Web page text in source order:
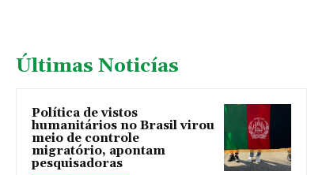
Últimas Noticías
Política de vistos
humanitários no Brasil virou
meio de controle
migratório, apontam
pesquisadoras